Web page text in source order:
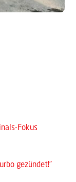
Fokus
gezündet!”